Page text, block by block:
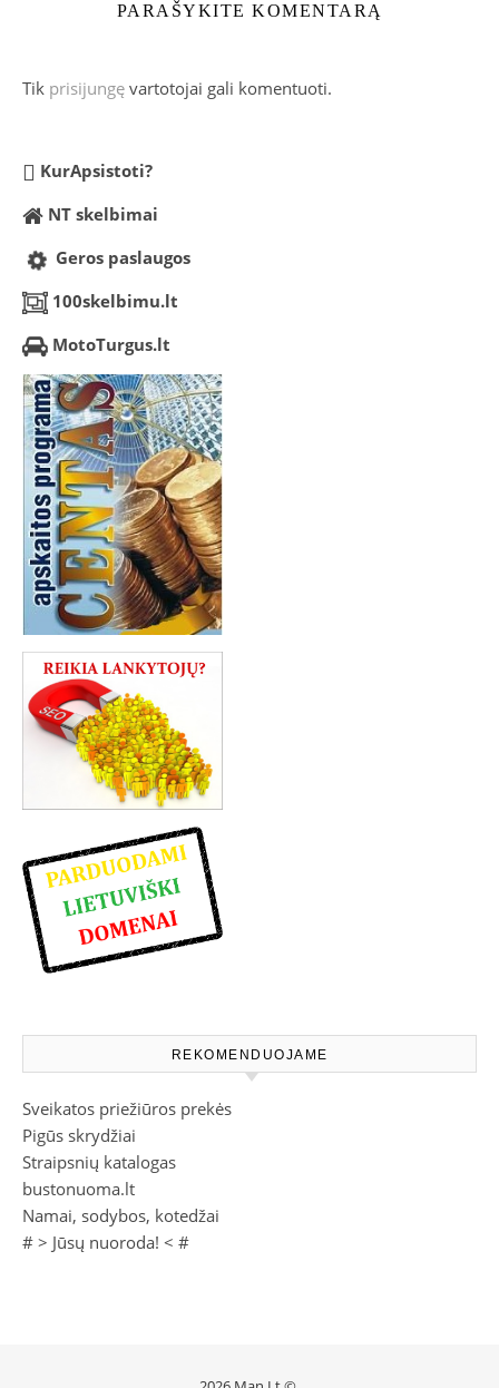
PARAŠYKITE KOMENTARĄ
Tik prisijungę vartotojai gali komentuoti.
KurApsistoti?
NT skelbimai
Geros paslaugos
100skelbimu.lt
MotoTurgus.lt
REKOMENDUOJAME
Sveikatos priežiūros prekės
Pigūs skrydžiai
Straipsnių katalogas
bustonuoma.lt
Namai, sodybos, kotedžai
# > Jūsų nuoroda! < #